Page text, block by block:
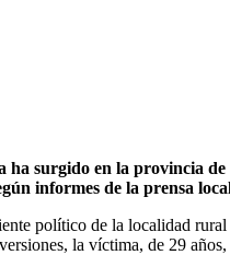
surgido en la provincia de
informes de la prensa
político de la localidad
la víctima, de 29